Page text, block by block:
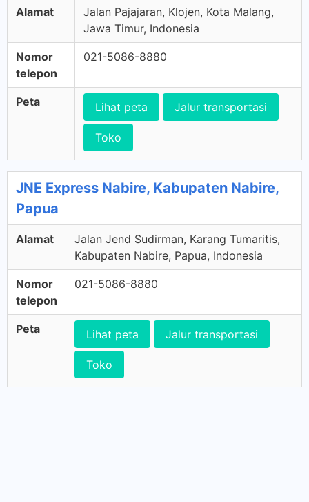
Alamat
Jalan Pajajaran, Klojen, Kota Malang,
Jawa Timur, Indonesia
Nomor
telepon
021-5086-8880
Peta Lihat peta Jalur transportasi
Toko
JNE Express Nabire, Kabupaten Nabire,
Papua
Alamat
Jalan Jend Sudirman, Karang Tumaritis,
Kabupaten Nabire, Papua, Indonesia
Nomor
telepon
021-5086-8880
Peta Lihat peta Jalur transportasi
Toko